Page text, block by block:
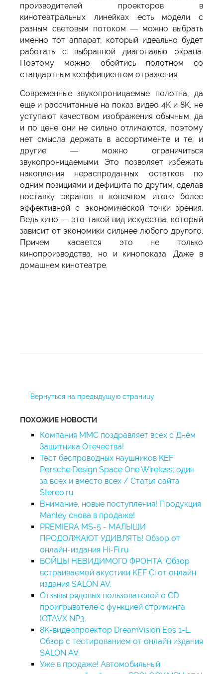
производителей проекторов в
кинотеатральных линейках есть модели с
разным световым потоком — можно выбрать
именно тот аппарат, который идеально будет
работать с выбранной диагональю экрана.
Поэтому можно обойтись полотном со
стандартным коэффициентом отражения.
Современные звукопроницаемые полотна, да
еще и рассчитанные на показ видео 4K и 8K, не
уступают качеством изображения обычным, да
и по цене они не сильно отличаются, поэтому
нет смысла держать в ассортименте и те, и
другие — можно ограничиться
звукопроницаемыми. Это позволяет избежать
накопления нераспроданных остатков по
одним позициями и дефицита по другим, сделав
поставку экранов в конечном итоге более
эффективной с экономической точки зрения.
Ведь кино — это такой вид искусства, который
зависит от экономики сильнее любого другого.
Причем касается это не только
кинопроизводства, но и кинопоказа. Даже в
домашнем кинотеатре.
Вернуться на предыдущую страницу
ПОХОЖИЕ НОВОСТИ
Компания ММС поздравляет всех с Днём
Защитника Отечества!
Тест беспроводных наушников KEF
Porsche Design Space One Wireless: один
за всех и вместо всех / Статья сайта
Stereo.ru
Внимание, новые поступления! Продукция
Manley снова в продаже!
PREMIERA MS-5 - МАЛЫШИ
ПРОДОЛЖАЮТ УДИВЛЯТЬ! Обзор от
онлайн-издания Hi-Fi.ru
БОЙЦЫ НЕВИДИМОГО ФРОНТА. Обзор
встраиваемой акустики KEF Ci от онлайн
издания SALON AV.
Отзывы рядовых пользователей о CD
проигрывателе с функцией стриминга
IOTAVX NP3.
8K-видеопроектор DreamVision Eos 1-L.
Обзор с тестированием от онлайн издания
SALON AV.
Уже в продаже! Автомобильный